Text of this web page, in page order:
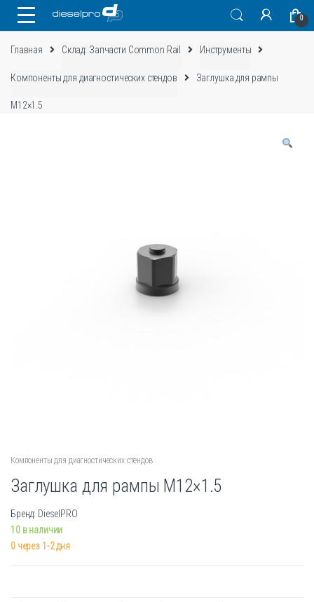
0
Главная Склад: Запчасти Common Rail Инструменты
Компоненты для диагностических стендов Заглушка для рампы
М12×1.5
Компоненты для диагностических стендов
Заглушка для рампы М12×1.5
Бренд: DieselPRO
10 в наличии
0 через 1-2 дня